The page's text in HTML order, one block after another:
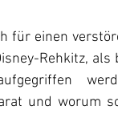
für einen
Rehkitz,
und worum